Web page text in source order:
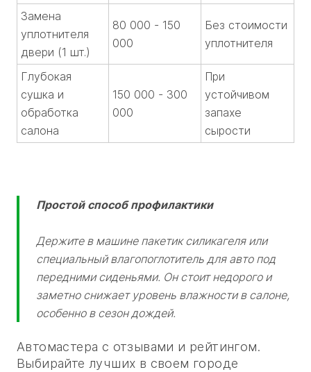
Замена
уплотнителя
двери (1 шт.)
80 000 - 150
000
Без стоимости
уплотнителя
Глубокая
сушка и
обработка
салона
150 000 - 300
000
При
устойчивом
запахе
сырости
Простой способ профилактики
Держите в машине пакетик силикагеля или
специальный влагопоглотитель для авто под
передними сиденьями. Он стоит недорого и
заметно снижает уровень влажности в салоне,
особенно в сезон дождей.
Автомастера с отзывами и рейтингом.
Выбирайте лучших в своем городе